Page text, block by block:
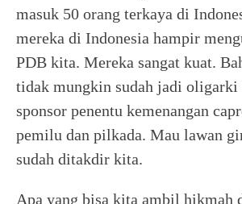
masuk 50 orang terkaya di
mereka di Indonesia hampir
PDB kita. Mereka sangat kuat.
tidak mungkin sudah jadi oligarki
sponsor penentu kemenangan
pemilu dan pilkada. Mau lawan
sudah ditakdir kita.
Apa yang bisa kita ambil hikmah